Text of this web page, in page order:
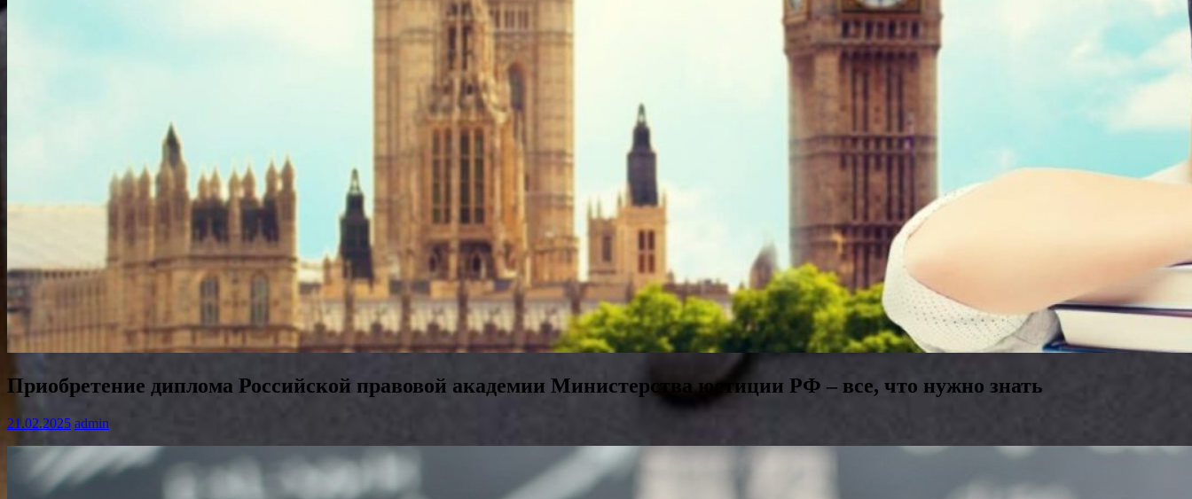
Приобретение диплома Российской правовой академии Министерства юстиции РФ – все, что нужно знать
21.02.2025 admin